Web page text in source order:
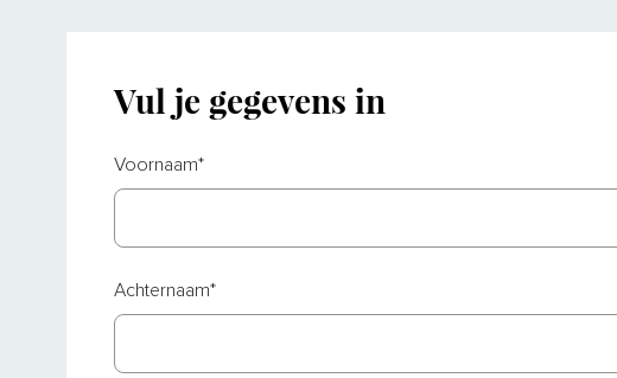
Vul je gegevens in
Voornaam*
Achternaam*